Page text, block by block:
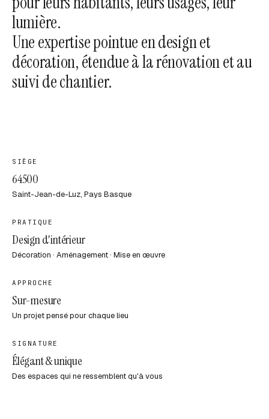
lumière.
Une expertise pointue en design et
décoration, étendue à la rénovation et au
suivi de chantier.
SIÈGE
64500
Saint-Jean-de-Luz, Pays Basque
PRATIQUE
Design d'intérieur
Décoration · Aménagement · Mise en œuvre
APPROCHE
Sur-mesure
Un projet pensé pour chaque lieu
SIGNATURE
Élégant & unique
Des espaces qui ne ressemblent qu'à vous